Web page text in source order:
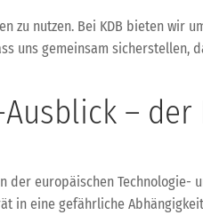
zu nutzen. Bei KDB bieten wir
uns gemeinsam sicherstellen,
– der
europäischen Technologie-
in eine gefährliche